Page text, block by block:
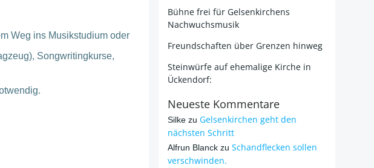
Weg ins Musikstudium oder
Songwritingkurse,
Bühne frei für Gelsenkirchens
Nachwuchsmusik
Freundschaften über Grenzen hinweg
Steinwürfe auf ehemalige Kirche in
Ückendorf:
Neueste Kommentare
Silke zu Gelsenkirchen geht den
nächsten Schritt
Alfrun Blanck zu Schandflecken sollen
verschwinden.